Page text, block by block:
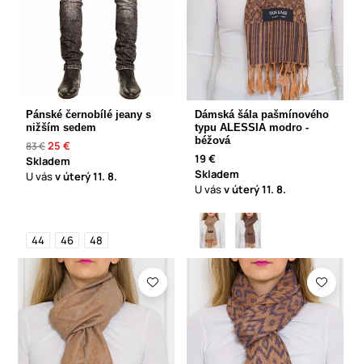
Pánské černobílé jeany s
nižším sedem
83 €25 €
Skladem
U vásv úterý11. 8.
44 46 48
Dámská šála pašmínového
typu ALESSIA modro -
béžová
19 €
Skladem
U vásv úterý11. 8.